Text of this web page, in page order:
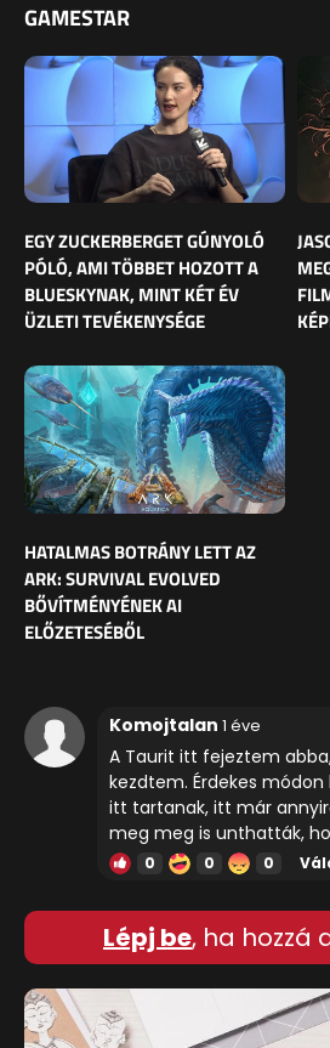
GAMESTAR
EGY ZUCKERBERGET GÚNYOLÓ
PÓLÓ, AMI TÖBBET HOZOTT A
BLUESKYNAK, MINT KÉT ÉV
ÜZLETI TEVÉKENYSÉGE
HATALMAS BOTRÁNY LETT AZ
ARK: SURVIVAL EVOLVED
BŐVÍTMÉNYÉNEK AI
ELŐZETESÉBŐL
Komojtalan 1 éve
A Taurit itt fejeztem
kezdtem. Érdekes
itt tartanak, itt már
meg meg is unthatták,
0 0 0
Lépj be, ha hozzá